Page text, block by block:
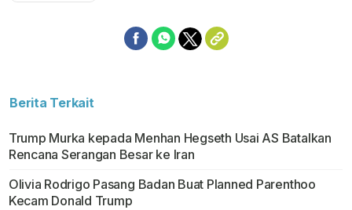
Berita Terkait
Trump Murka kepada Menhan Hegseth Usai AS Batalkan
Rencana Serangan Besar ke Iran
Olivia Rodrigo Pasang Badan Buat Planned Parenthoo
Kecam Donald Trump